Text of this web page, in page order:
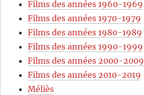
Films des années 1960-1969
Films des années 1970-1979
Films des années 1980-1989
Films des années 1990-1999
Films des années 2000-2009
Films des années 2010-2019
Méliès